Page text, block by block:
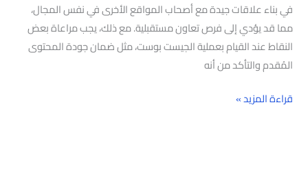
في بناء علاقات جيدة مع أصحاب المواقع الأخرى في نفس المجال،
مما قد يؤدي إلى فرص تعاون مستقبلية. مع ذلك، يجب مراعاة بعض
النقاط عند القيام بعملية الجيست بوست، مثل ضمان جودة المحتوى
المُقدم والتأكد من أنه
قراءة المزيد »